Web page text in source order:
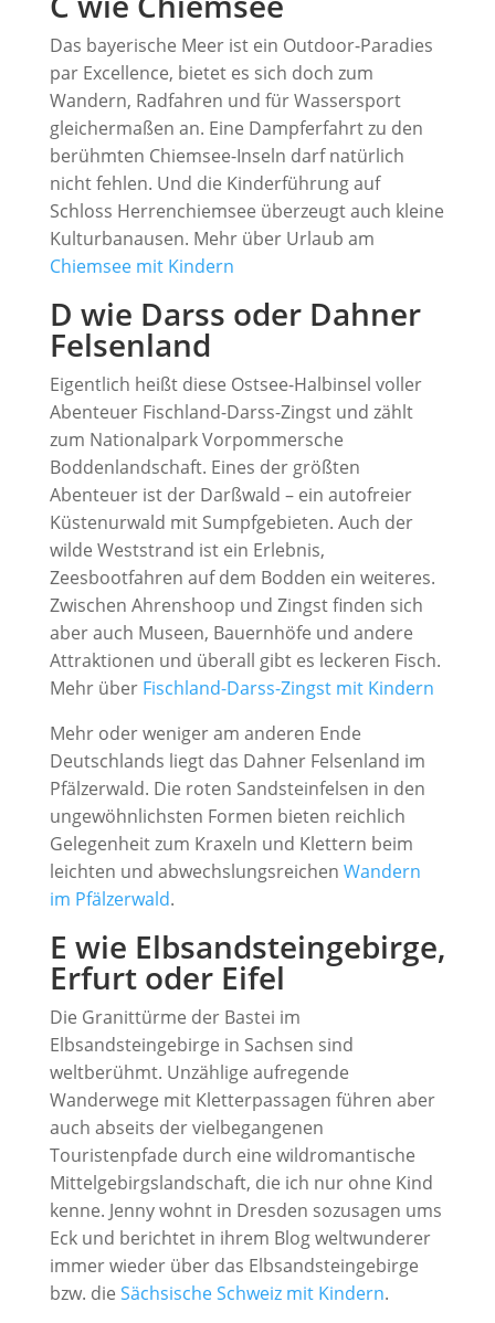
Das bayerische Meer ist ein Outdoor-Paradies
par Excellence, bietet es sich doch zum
Wandern, Radfahren und für Wassersport
gleichermaßen an. Eine Dampferfahrt zu den
berühmten Chiemsee-Inseln darf natürlich
nicht fehlen. Und die Kinderführung auf
Schloss Herrenchiemsee überzeugt auch kleine
Kulturbanausen. Mehr über Urlaub am
Chiemsee mit Kindern
D wie Darss oder Dahner
Felsenland
Eigentlich heißt diese Ostsee-Halbinsel voller
Abenteuer Fischland-Darss-Zingst und zählt
zum Nationalpark Vorpommersche
Boddenlandschaft. Eines der größten
Abenteuer ist der Darßwald – ein autofreier
Küstenurwald mit Sumpfgebieten. Auch der
wilde Weststrand ist ein Erlebnis,
Zeesbootfahren auf dem Bodden ein weiteres.
Zwischen Ahrenshoop und Zingst finden sich
aber auch Museen, Bauernhöfe und andere
Attraktionen und überall gibt es leckeren Fisch.
Mehr über Fischland-Darss-Zingst mit Kindern
Mehr oder weniger am anderen Ende
Deutschlands liegt das Dahner Felsenland im
Pfälzerwald. Die roten Sandsteinfelsen in den
ungewöhnlichsten Formen bieten reichlich
Gelegenheit zum Kraxeln und Klettern beim
leichten und abwechslungsreichen Wandern
im Pfälzerwald.
E wie Elbsandsteingebirge,
Erfurt oder Eifel
Die Granittürme der Bastei im
Elbsandsteingebirge in Sachsen sind
weltberühmt. Unzählige aufregende
Wanderwege mit Kletterpassagen führen aber
auch abseits der vielbegangenen
Touristenpfade durch eine wildromantische
Mittelgebirgslandschaft, die ich nur ohne Kind
kenne. Jenny wohnt in Dresden sozusagen ums
Eck und berichtet in ihrem Blog weltwunderer
immer wieder über das Elbsandsteingebirge
bzw. die Sächsische Schweiz mit Kindern.